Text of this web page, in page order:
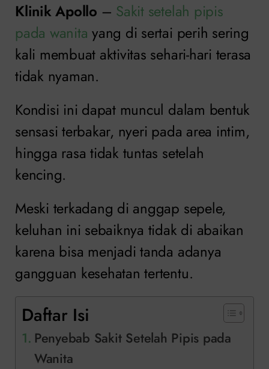
Klinik Apollo – Sakit setelah pipis
pada wanita yang di sertai perih sering
kali membuat aktivitas sehari-hari terasa
tidak nyaman.
Kondisi ini dapat muncul dalam bentuk
sensasi terbakar, nyeri pada area intim,
hingga rasa tidak tuntas setelah
kencing.
Meski terkadang di anggap sepele,
keluhan ini sebaiknya tidak di abaikan
karena bisa menjadi tanda adanya
gangguan kesehatan tertentu.
Daftar Isi
Penyebab Sakit Setelah Pipis pada
Wanita